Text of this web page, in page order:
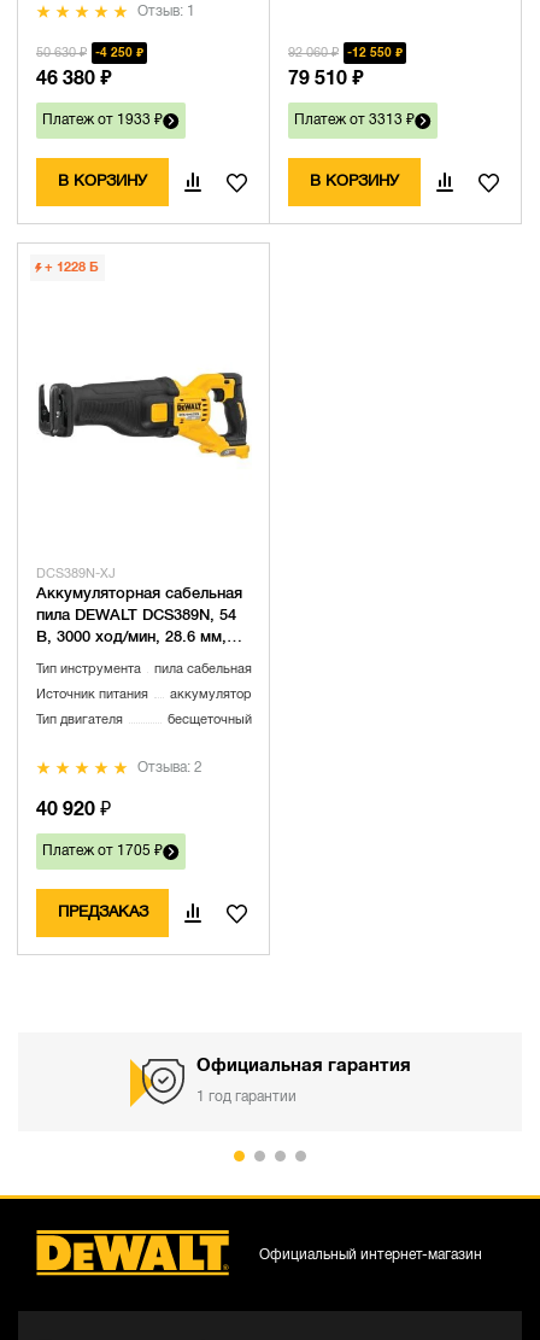
Отзыв: 1
50 630 ₽ 4 250 ₽
46 380 ₽
Платеж от 1933 ₽
В КОРЗИНУ
92 060 ₽ 12 550 ₽
79 510 ₽
Платеж от 3313 ₽
В КОРЗИНУ
+ 1228 Б
DCS389N-XJ
Аккумуляторная сабельная
пила DEWALT DCS389N, 54
В, 3000 ход/мин, 28.6 мм,
Тип инструмента пила сабельная
Источник питания аккумулятор
Тип двигателя бесщеточный
Отзыва: 2
40 920 ₽
Платеж от 1705 ₽
ПРЕДЗАКАЗ
Официальная гарантия
1 год гарантии
Официальный интернет-магазин